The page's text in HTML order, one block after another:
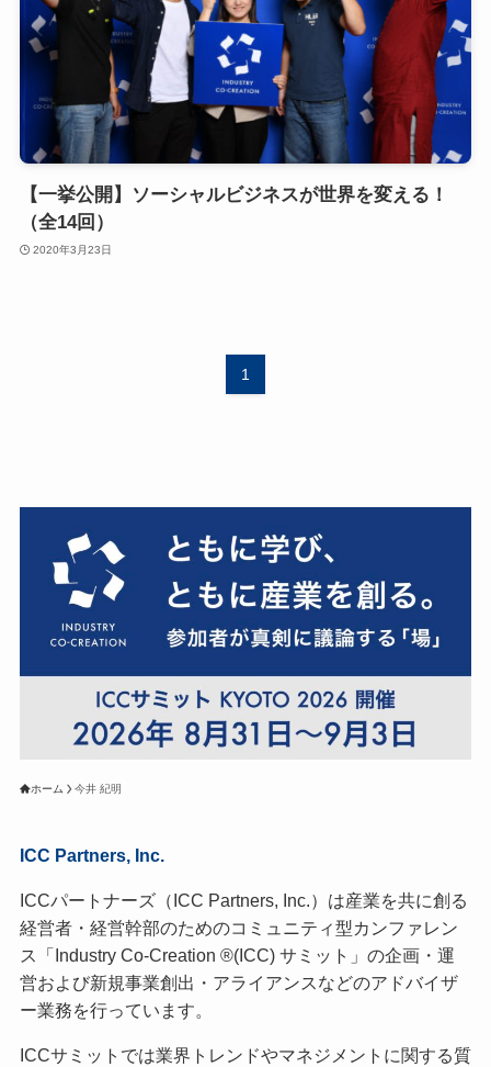
【一挙公開】ソーシャルビジネスが世界を変える！
（全14回）
2020年3月23日
1
ホーム 今井 紀明
ICC Partners, Inc.
ICCパートナーズ（ICC Partners, Inc.）は産業を共に創る
経営者・経営幹部のためのコミュニティ型カンファレン
ス「Industry Co-Creation ®(ICC) サミット」の企画・運
営および新規事業創出・アライアンスなどのアドバイザ
ー業務を行っています。
ICCサミットでは業界トレンドやマネジメントに関する質